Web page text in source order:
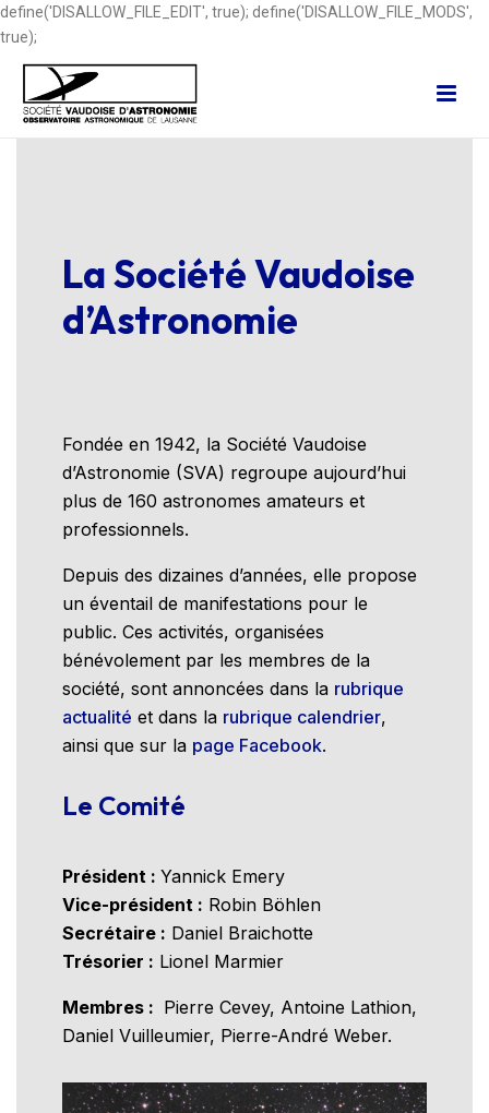
define('DISALLOW_FILE_EDIT', true); define('DISALLOW_FILE_MODS',
true);
La Société Vaudoise
d’Astronomie
Fondée en 1942, la Société Vaudoise
d’Astronomie (SVA) regroupe aujourd’hui
plus de 160 astronomes amateurs et
professionnels.
Depuis des dizaines d’années, elle propose
un éventail de manifestations pour le
public. Ces activités, organisées
bénévolement par les membres de la
société, sont annoncées dans la rubrique
actualité et dans la rubrique calendrier,
ainsi que sur la page Facebook.
Le Comité
Président : Yannick Emery
Vice-président : Robin Böhlen
Secrétaire : Daniel Braichotte
Trésorier : Lionel Marmier
Membres : Pierre Cevey, Antoine Lathion,
Daniel Vuilleumier, Pierre-André Weber.